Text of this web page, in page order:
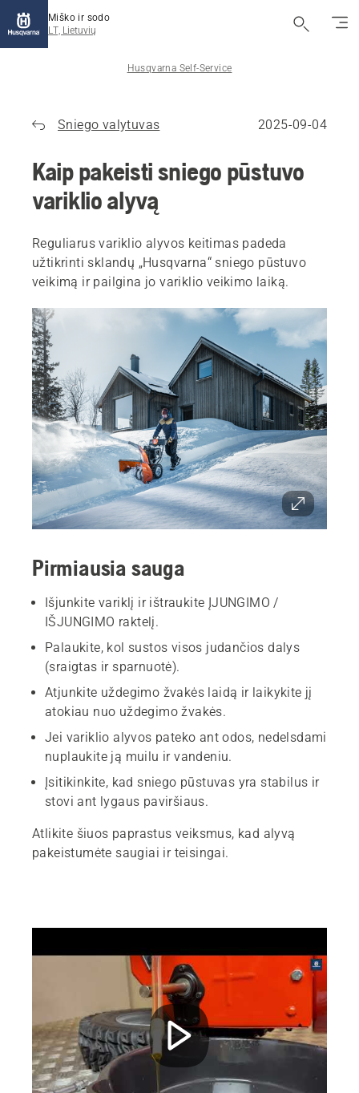
Miško ir sodo
LT, Lietuvių
Husqvarna Self-Service
Sniego valytuvas 2025-09-04
Kaip pakeisti sniego pūstuvo
variklio alyvą
Reguliarus variklio alyvos keitimas padeda
užtikrinti sklandų „Husqvarna“ sniego pūstuvo
veikimą ir pailgina jo variklio veikimo laiką.
Pirmiausia sauga
Išjunkite variklį ir ištraukite ĮJUNGIMO /
IŠJUNGIMO raktelį.
Palaukite, kol sustos visos judančios dalys
(sraigtas ir sparnuotė).
Atjunkite uždegimo žvakės laidą ir laikykite jį
atokiau nuo uždegimo žvakės.
Jei variklio alyvos pateko ant odos, nedelsdami
nuplaukite ją muilu ir vandeniu.
Įsitikinkite, kad sniego pūstuvas yra stabilus ir
stovi ant lygaus paviršiaus.
Atlikite šiuos paprastus veiksmus, kad alyvą
pakeistumėte saugiai ir teisingai.